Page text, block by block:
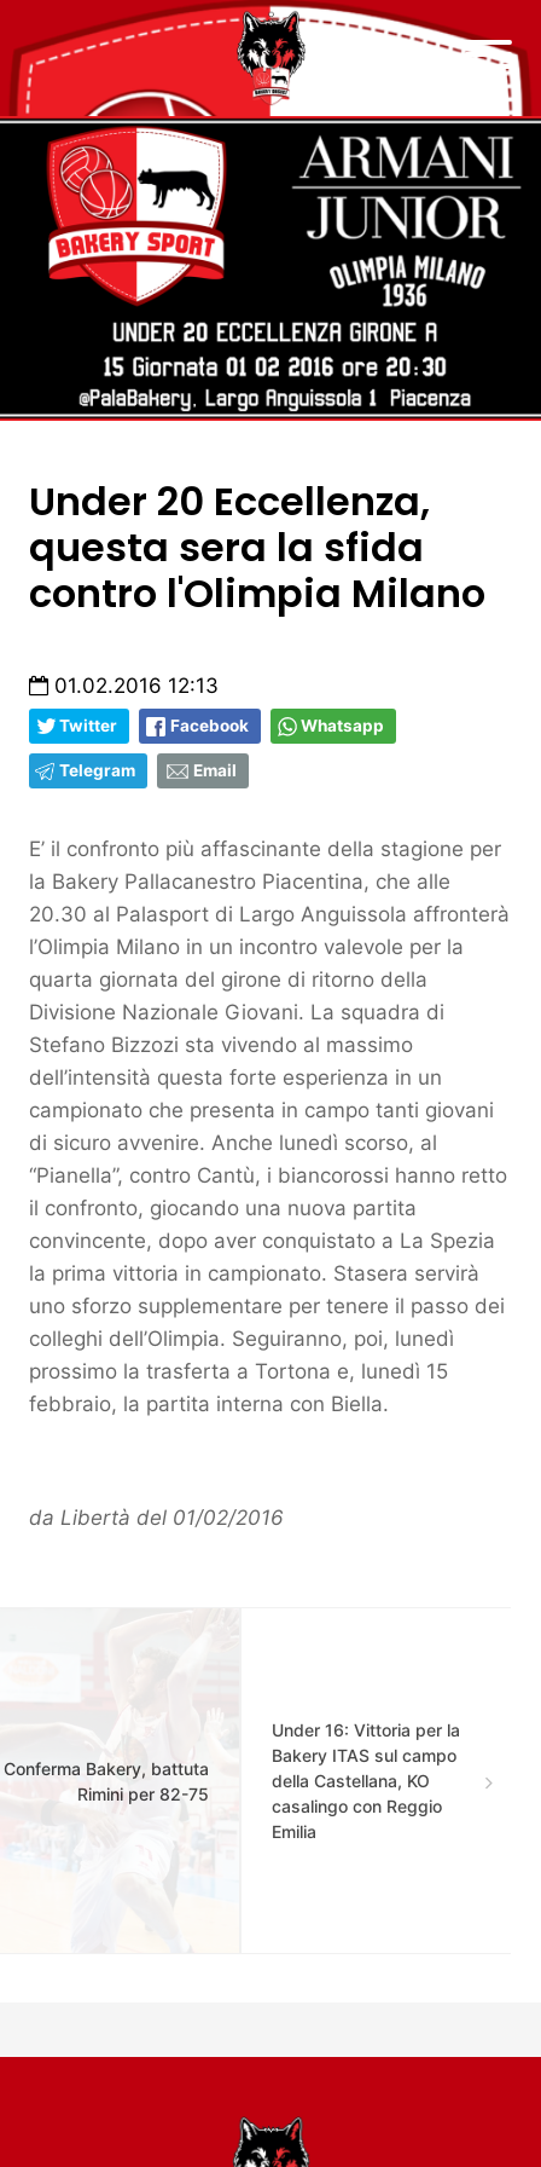
Under 20 Eccellenza,
questa sera la sfida
contro l'Olimpia Milano
01.02.2016 12:13
Twitter Facebook Whatsapp
Telegram Email
E’ il confronto più affascinante della stagione per
la Bakery Pallacanestro Piacentina, che alle
20.30 al Palasport di Largo Anguissola affronterà
l’Olimpia Milano in un incontro valevole per la
quarta giornata del girone di ritorno della
Divisione Nazionale Giovani. La squadra di
Stefano Bizzozi sta vivendo al massimo
dell’intensità questa forte esperienza in un
campionato che presenta in campo tanti giovani
di sicuro avvenire. Anche lunedì scorso, al
“Pianella”, contro Cantù, i biancorossi hanno retto
il confronto, giocando una nuova partita
convincente, dopo aver conquistato a La Spezia
la prima vittoria in campionato. Stasera servirà
uno sforzo supplementare per tenere il passo dei
colleghi dell’Olimpia. Seguiranno, poi, lunedì
prossimo la trasferta a Tortona e, lunedì 15
febbraio, la partita interna con Biella.
da Libertà del 01/02/2016
Conferma Bakery, battuta
Rimini per 82-75
Under 16: Vittoria per la
Bakery ITAS sul campo
della Castellana, KO
casalingo con Reggio
Emilia